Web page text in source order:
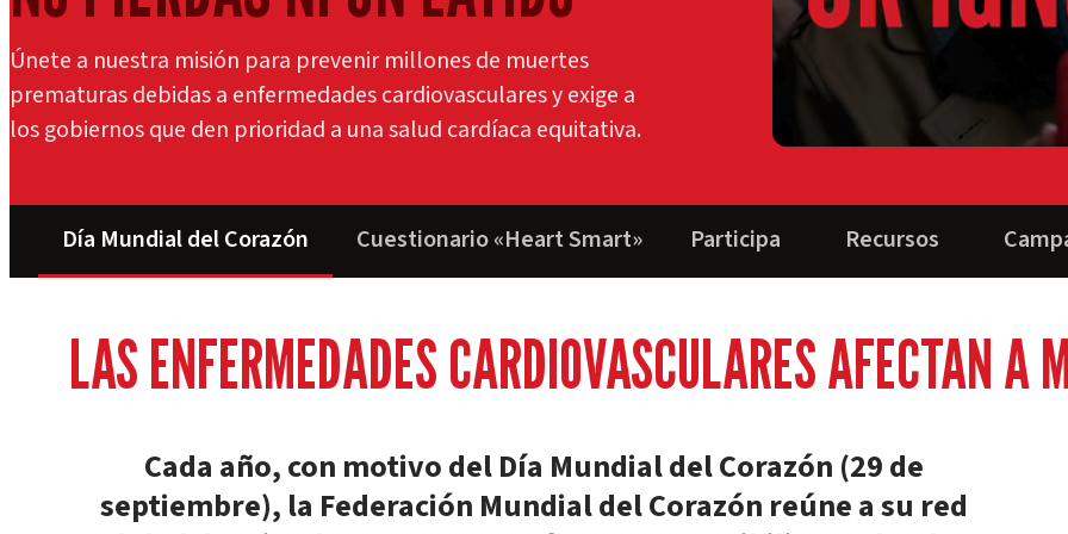
Únete a nuestra misión para prevenir millones de muertes
prematuras debidas a enfermedades cardiovasculares y exige a
los gobiernos que den prioridad a una salud cardíaca equitativa.
Día Mundial del Corazón Cuestionario «Heart Smart» Participa Recursos
LAS ENFERMEDADES CARDIOVASCULARES AFECTAN A
Cada año, con motivo del Día Mundial del Corazón (29 de
septiembre), la Federación Mundial del Corazón reúne a su red